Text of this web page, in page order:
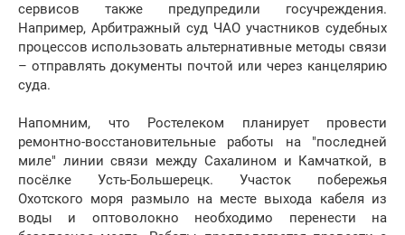
сервисов также предупредили госучреждения.
Например, Арбитражный суд ЧАО участников судебных
процессов использовать альтернативные методы связи
– отправлять документы почтой или через канцелярию
суда.
Напомним, что Ростелеком планирует провести
ремонтно-восстановительные работы на "последней
миле" линии связи между Сахалином и Камчаткой, в
посёлке Усть-Большерецк. Участок побережья
Охотского моря размыло на месте выхода кабеля из
воды и оптоволокно необходимо перенести на